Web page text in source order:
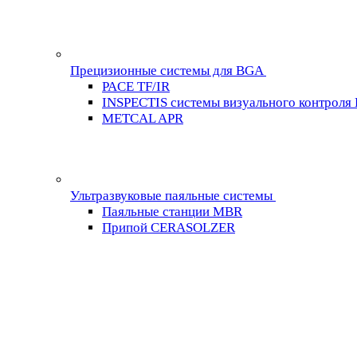
Прецизионные системы для BGA
PACE TF/IR
INSPECTIS системы визуального контроля
METCAL APR
Ультразвуковые паяльные системы
Паяльные станции MBR
Припой CERASOLZER